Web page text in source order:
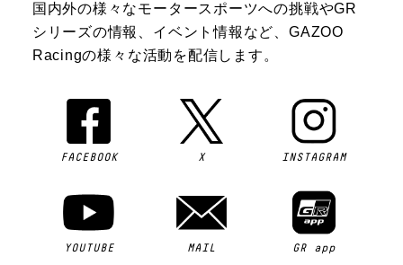
国内外の様々なモータースポーツへの挑戦やGR
シリーズの情報、イベント情報など、GAZOO
Racingの様々な活動を配信します。
FACEBOOK X INSTAGRAM
YOUTUBE MAIL GR app